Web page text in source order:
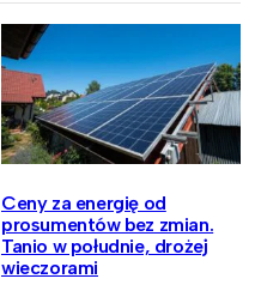
Ceny za energię od
prosumentów bez zmian.
Tanio w południe, drożej
wieczorami